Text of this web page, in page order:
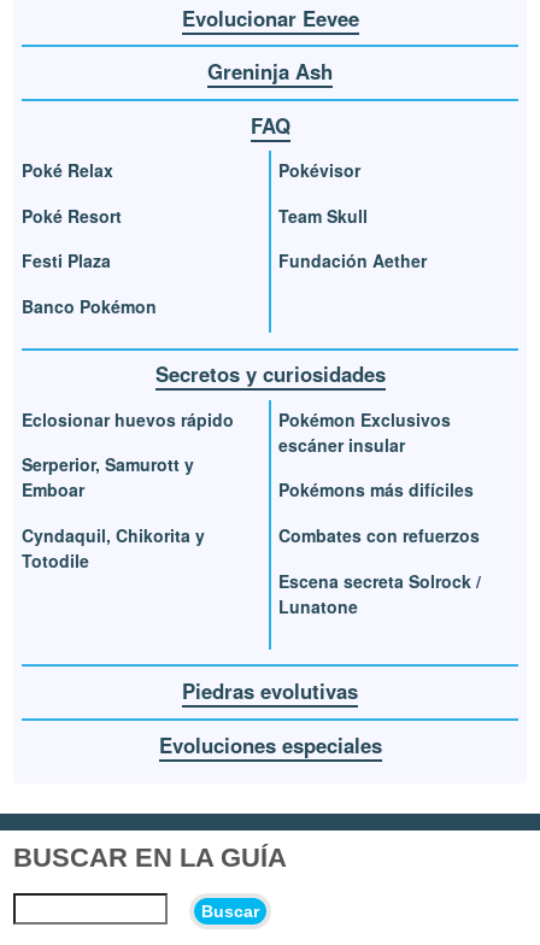
Evolucionar Eevee
Greninja Ash
FAQ
Poké Relax
Poké Resort
Festi Plaza
Banco Pokémon
Pokévisor
Team Skull
Fundación Aether
Secretos y curiosidades
Eclosionar huevos rápido
Serperior, Samurott y
Emboar
Cyndaquil, Chikorita y
Totodile
Pokémon Exclusivos
escáner insular
Pokémons más difíciles
Combates con refuerzos
Escena secreta Solrock /
Lunatone
Piedras evolutivas
Evoluciones especiales
BUSCAR EN LA GUÍA
Buscar